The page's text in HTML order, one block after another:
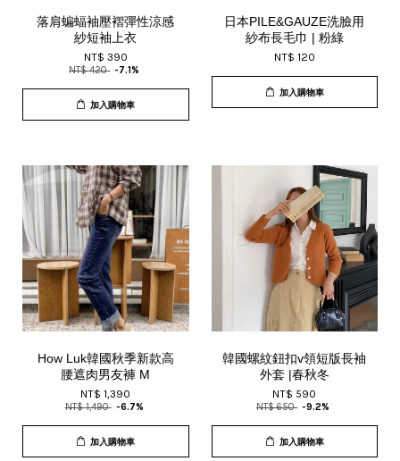
落肩蝙蝠袖壓褶彈性涼感
紗短袖上衣
NT$ 390
NT$ 420 -7.1%
加入購物車
日本PILE&GAUZE洗臉用
紗布長毛巾 | 粉綠
NT$ 120
加入購物車
How Luk韓國秋季新款高
腰遮肉男友褲 M
NT$ 1,390
NT$ 1,490 -6.7%
加入購物車
韓國螺紋鈕扣v領短版長袖
外套 |春秋冬
NT$ 590
NT$ 650 -9.2%
加入購物車